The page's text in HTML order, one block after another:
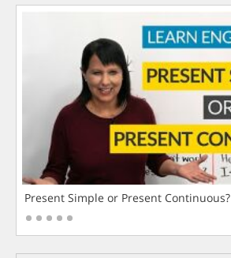
Present Simple or Present Continuous?